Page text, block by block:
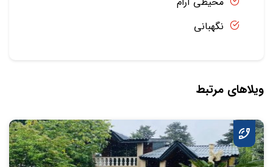
نگهبانی
ویلاهای مرتبط